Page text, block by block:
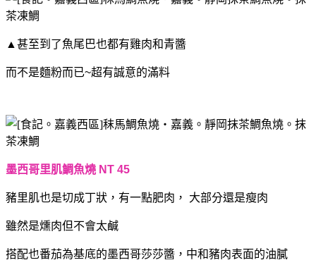
▲ 甚至到了魚尾巴也都有雞肉和青醬
而不是麵粉而已~超有誠意的滿料
墨西哥里肌鯛魚燒 NT 45
豬里肌也是切成丁狀，有一點肥肉， 大部分還是瘦肉
雖然是燻肉但不會太鹹
搭配也番茄為基底的墨西哥莎莎醬，中和豬肉表面的油膩